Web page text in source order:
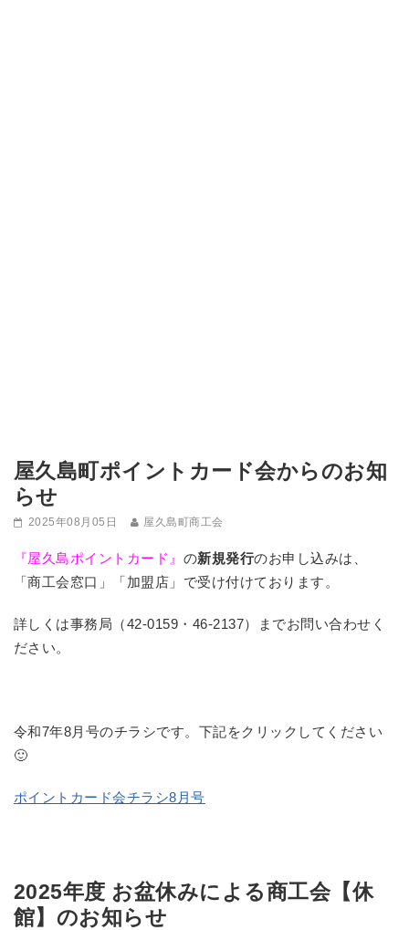
屋久島町ポイントカード会からのお知
らせ
2025年08月05日 屋久島町商工会
『屋久島ポイントカード』 の新規発行のお申し込みは、
「商工会窓口」「加盟店」で受け付けております。
詳しくは事務局（42-0159・46-2137）までお問い合わせく
ださい。
令和7年8月号のチラシです。下記をクリックしてください
🙂
ポイントカード会チラシ8月号
2025年度 お盆休みによる商工会【休
館】のお知らせ